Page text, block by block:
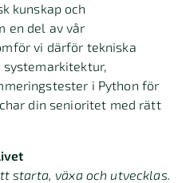
kunskap och
en del av vår
vi därför tekniska
i Python för
din senioritet med rätt
starta, växa och utvecklas.